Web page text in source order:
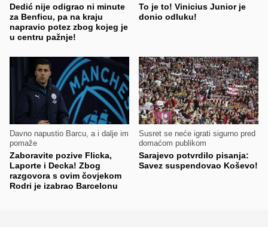
Dedić nije odigrao ni minute
za Benficu, pa na kraju
napravio potez zbog kojeg je
u centru pažnje!
To je to! Vinicius Junior je
donio odluku!
Davno napustio Barcu, a i dalje im
pomaže
Zaboravite pozive Flicka,
Laporte i Decka! Zbog
razgovora s ovim čovjekom
Rodri je izabrao Barcelonu
Susret se neće igrati sigurno pred
domaćom publikom
Sarajevo potvrdilo pisanja:
Savez suspendovao Koševo!